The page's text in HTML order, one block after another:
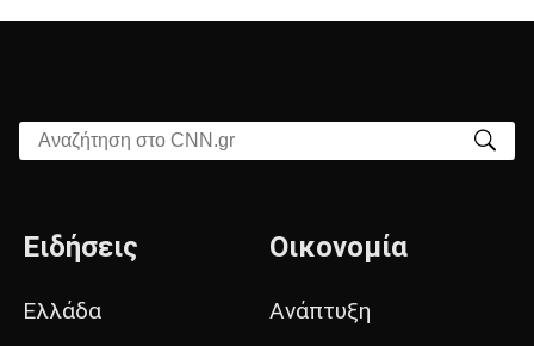
Αναζήτηση στο CNN.gr
Ειδήσεις
Ελλάδα
Οικονομία
Ανάπτυξη